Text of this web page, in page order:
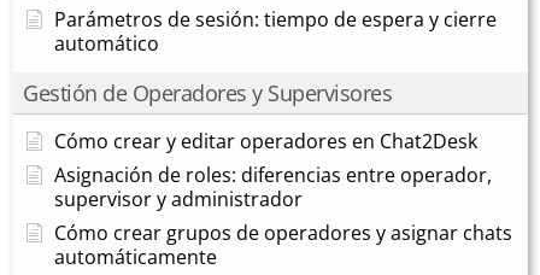
Parámetros de sesión: tiempo de espera y cierre
automático
Gestión de Operadores y Supervisores
Cómo crear y editar operadores en Chat2Desk
Asignación de roles: diferencias entre operador,
supervisor y administrador
Cómo crear grupos de operadores y asignar chats
automáticamente